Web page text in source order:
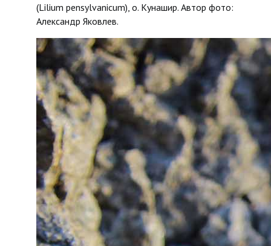
(Lilium pensylvanicum), о. Кунашир. Автор фото:
Александр Яковлев.